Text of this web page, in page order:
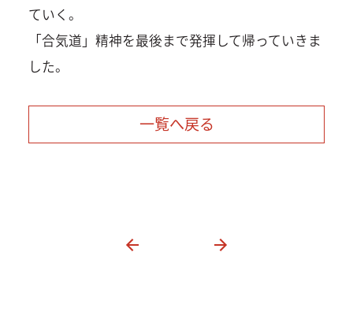
ていく。
「合気道」精神を最後まで発揮して帰っていきま
した。
一覧へ戻る